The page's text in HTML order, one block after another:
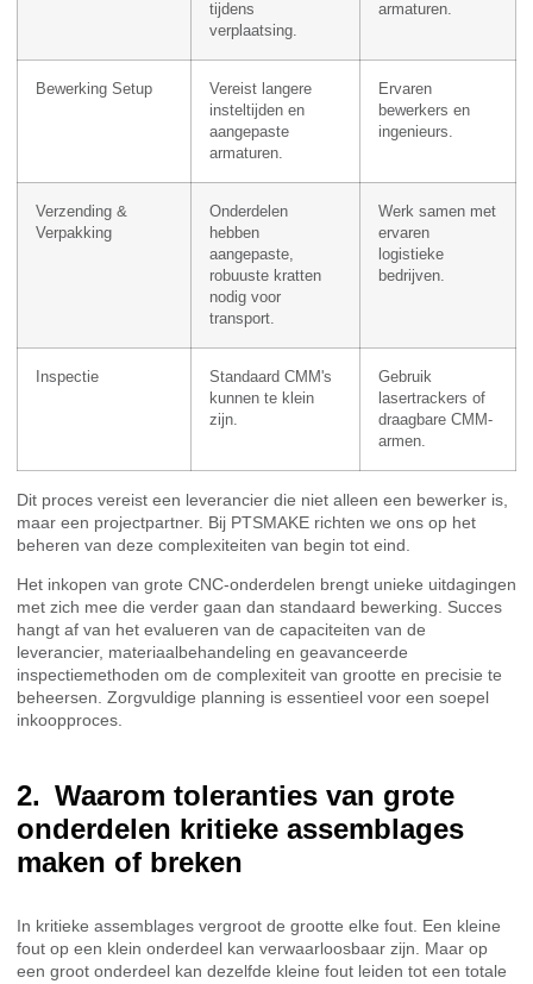
tijdens
verplaatsing.
armaturen.
Bewerking Setup
Vereist langere
insteltijden en
aangepaste
armaturen.
Ervaren
bewerkers en
ingenieurs.
Verzending &
Verpakking
Onderdelen
hebben
aangepaste,
robuuste kratten
nodig voor
transport.
Werk samen met
ervaren
logistieke
bedrijven.
Inspectie
Standaard CMM's
kunnen te klein
zijn.
Gebruik
lasertrackers of
draagbare CMM-
armen.
Dit proces vereist een leverancier die niet alleen een bewerker is,
maar een projectpartner. Bij PTSMAKE richten we ons op het
beheren van deze complexiteiten van begin tot eind.
Het inkopen van grote CNC-onderdelen brengt unieke uitdagingen
met zich mee die verder gaan dan standaard bewerking. Succes
hangt af van het evalueren van de capaciteiten van de
leverancier, materiaalbehandeling en geavanceerde
inspectiemethoden om de complexiteit van grootte en precisie te
beheersen. Zorgvuldige planning is essentieel voor een soepel
inkoopproces.
Waarom toleranties van grote
onderdelen kritieke assemblages
maken of breken
In kritieke assemblages vergroot de grootte elke fout. Een kleine
fout op een klein onderdeel kan verwaarloosbaar zijn. Maar op
een groot onderdeel kan dezelfde kleine fout leiden tot een totale